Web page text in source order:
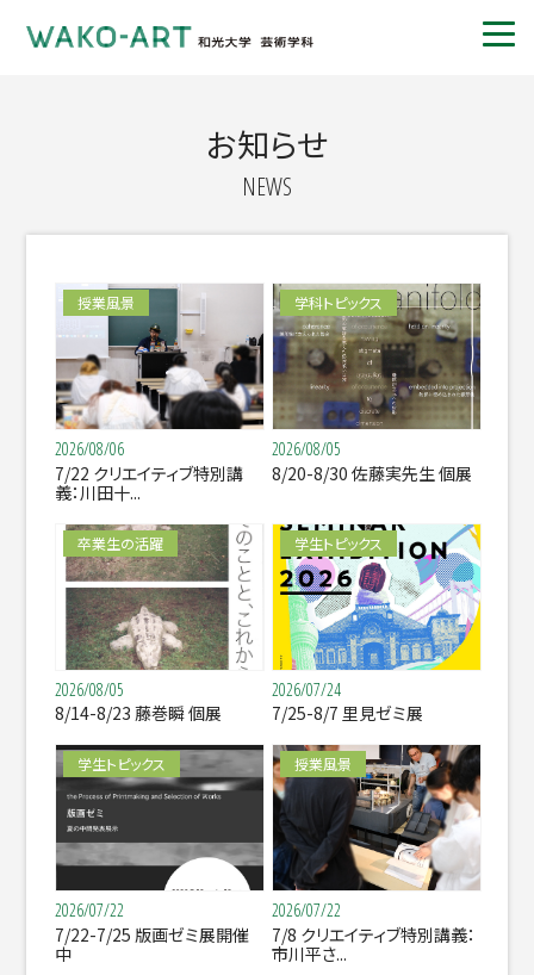
お知らせ
NEWS
授業風景
2026/08/06
7/22 クリエイティブ特別講
義：川田十...
学科トピックス
2026/08/05
8/20-8/30 佐藤実先生 個展
卒業生の活躍
2026/08/05
8/14-8/23 藤巻瞬 個展
学生トピックス
2026/07/24
7/25-8/7 里見ゼミ展
学生トピックス
2026/07/22
7/22-7/25 版画ゼミ展開催
中
授業風景
2026/07/22
7/8 クリエイティブ特別講義：
市川平さ...